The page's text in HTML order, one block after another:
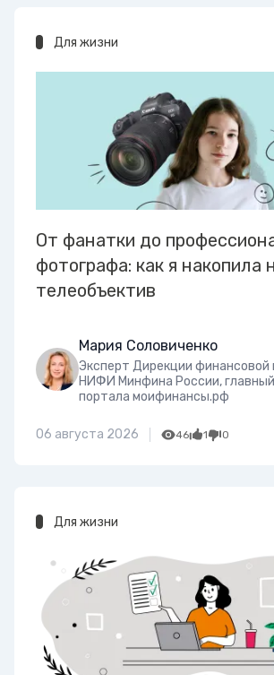
Для жизни
От фанатки до
фотографа: как я накопила
телеобъектив
Мария Соловиченко
Эксперт Дирекции финансовой
НИФИ Минфина России,
портала моифинансы.рф
06 августа 2026 46 1 0
Для жизни